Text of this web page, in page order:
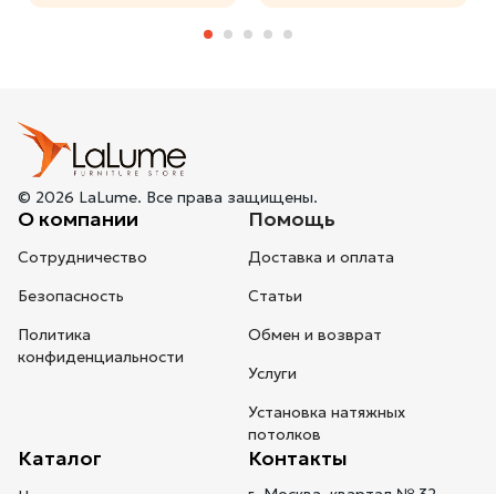
© 2026 LaLume. Все права защищены.
О компании
Сотрудничество
Безопасность
Политика
конфиденциальности
Помощь
Доставка и оплата
Статьи
Обмен и возврат
Услуги
Установка натяжных
потолков
Каталог Контакты